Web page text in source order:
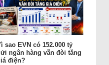
sao EVN có 152.000 tỷ
ngân hàng vẫn đòi tăng
điện?